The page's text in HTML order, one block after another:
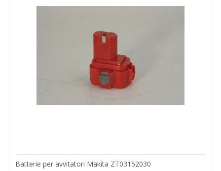
Batterie per avvitatori Makita ZT03152030